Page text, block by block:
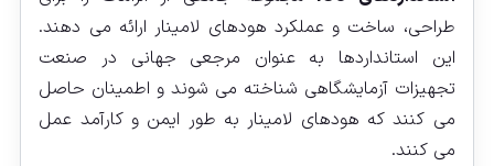
طراحی، ساخت و عملکرد هودهای لامینار ارائه می‌ دهند.
این استانداردها به عنوان مرجعی جهانی در صنعت
تجهیزات آزمایشگاهی شناخته می‌ شوند و اطمینان حاصل
می‌ کنند که هودهای لامینار به طور ایمن و کارآمد عمل
می‌ کنند.